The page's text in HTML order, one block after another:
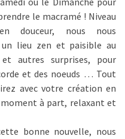
le macramé ! Niveau
douceur, nous nous
un lieu zen et paisible au
autres surprises, pour
et des noeuds … Tout
avec votre création en
moment à part, relaxant et
bonne nouvelle, nous